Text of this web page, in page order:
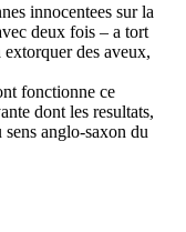
innocentees sur la
deux fois – a tort
des aveux,
fonctionne ce
dont les resultats,
anglo-saxon du